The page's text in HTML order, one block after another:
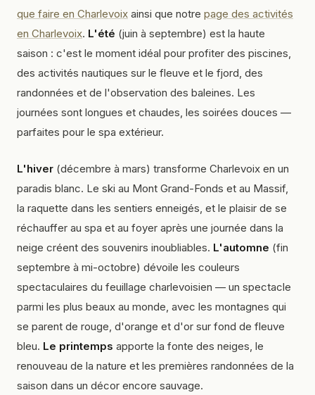
que faire en Charlevoix ainsi que notre page des activités
en Charlevoix. L'été (juin à septembre) est la haute
saison : c'est le moment idéal pour profiter des piscines,
des activités nautiques sur le fleuve et le fjord, des
randonnées et de l'observation des baleines. Les
journées sont longues et chaudes, les soirées douces —
parfaites pour le spa extérieur.
L'hiver (décembre à mars) transforme Charlevoix en un
paradis blanc. Le ski au Mont Grand-Fonds et au Massif,
la raquette dans les sentiers enneigés, et le plaisir de se
réchauffer au spa et au foyer après une journée dans la
neige créent des souvenirs inoubliables. L'automne (fin
septembre à mi-octobre) dévoile les couleurs
spectaculaires du feuillage charlevoisien — un spectacle
parmi les plus beaux au monde, avec les montagnes qui
se parent de rouge, d'orange et d'or sur fond de fleuve
bleu. Le printemps apporte la fonte des neiges, le
renouveau de la nature et les premières randonnées de la
saison dans un décor encore sauvage.